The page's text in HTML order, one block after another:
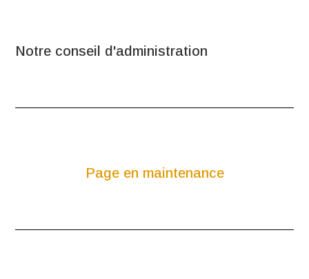
Notre conseil d'administration
Page en maintenance